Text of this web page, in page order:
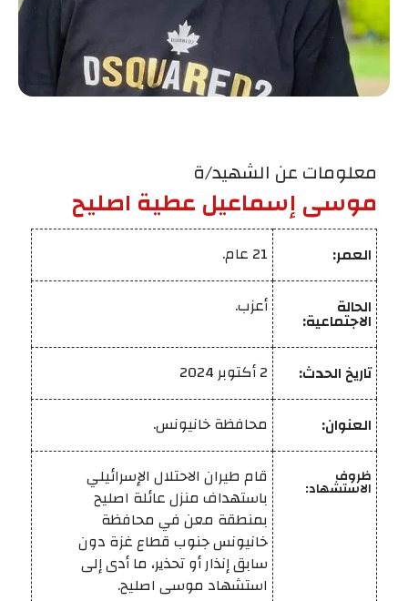
معلومات عن الشهيد/ة
موسى إسماعيل عطية اصليح
العمر:
21 عام.
الحالة
الاجتماعية:
أعزب.
تاريخ الحدث:
2 أكتوبر 2024
العنوان:
محافظة خانيونس.
ظروف
الاستشهاد:
قام طيران الاحتلال الإسرائيلي
باستهداف منزل عائلة اصليح
بمنطقة معن في محافظة
خانيونس جنوب قطاع غزة دون
سابق إنذار أو تحذير، ما أدى إلى
استشهاد موسى اصليح.